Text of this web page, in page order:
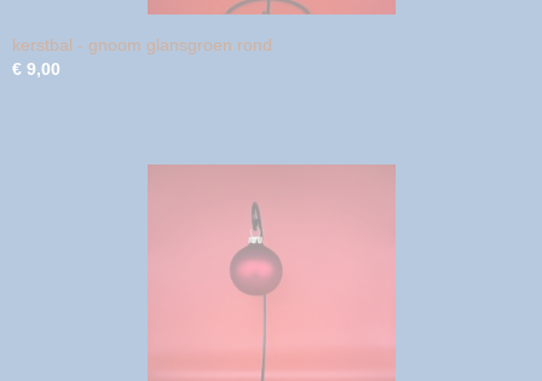
kerstbal - gnoom glansgroen rond
€ 9,00